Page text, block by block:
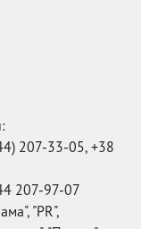
207-33-05, +38
207-97-07
"PR",